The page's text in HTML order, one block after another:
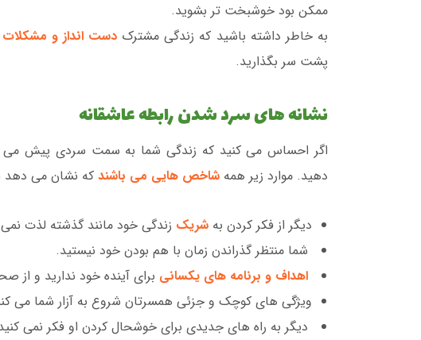
ممکن بود خوشبخت تر بشوید.
به خاطر داشته باشید که زندگی مشترک دست انداز و مشکلات
پشت سر بگذارید.
نشانه های سرد شدن رابطه عاشقانه
اگر احساس می کنید که زندگی شما به سمت سردی پیش می
دهید. موارد زیر همه شاخص هایی می باشند که نشان می دهد
دیگر از فکر کردن به شریک زندگی خود مانند گذشته لذت
شما منتظر گذراندن زمان با هم بودن خود نیستید.
اهداف و برنامه های یکسانی برای آینده خود ندارید و از
ویژگی های کوچک و جزئی همسرتان شروع به آزار شما می
دیگر به راه های جدیدی برای خوشحال کردن او فکر نمی